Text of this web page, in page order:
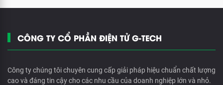
CÔNG TY CỔ PHẦN ĐIỆN TỬ G-TECH
Công ty chúng tôi chuyên cung cấp giải pháp hiệu chuẩn chất lượng
cao và đáng tin cậy cho các nhu cầu của doanh nghiệp lớn và nhỏ.